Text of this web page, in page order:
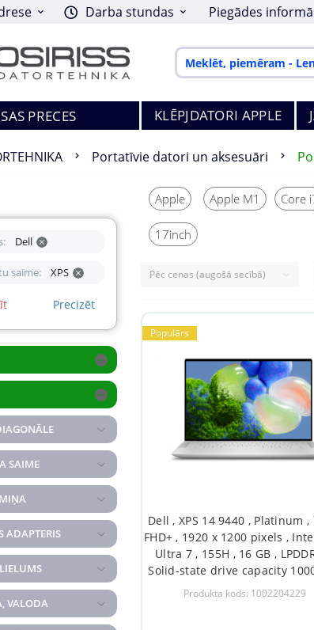
Darba stundas Piegādes
PRECES KLĒPJDATORI APPLE
Portatīvie datori un aksesuāri
Dell
saime: XPS
Precizēt
SAIME
ADAPTERIS
VALODA
Apple Apple M1 Core
17inch
Populārs
Dell , XPS 14 9440 , Platinum ,
FHD+ , 1920 x 1200 pixels ,
Ultra 7 , 155H , 16 GB ,
Solid-state drive capacity
NVIDIA GeForce RTX 4050 ,
Produkta kods: 1002204229